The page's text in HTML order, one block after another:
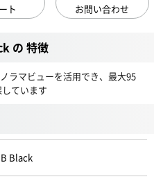
ト お問い合わせ
の 特徴
ラマビューを活用でき、最大95
ています
Black